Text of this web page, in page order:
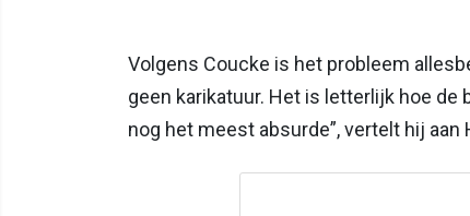
Volgens Coucke is het probleem
geen karikatuur. Het is letterlijk hoe
nog het meest absurde”, vertelt hij aan